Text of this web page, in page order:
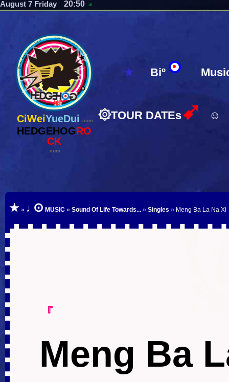
August 7 Friday 20:50 ◕
CiWeiYueDui .com
HEDGEHOGRO
CK
.com
★ Biº
۞TOUR DATEs➹ ☺
★ » ♩⊙ MUSIC »Sound Of Life Towards... »Singles » Meng Ba La Na Xi
『
Meng Ba